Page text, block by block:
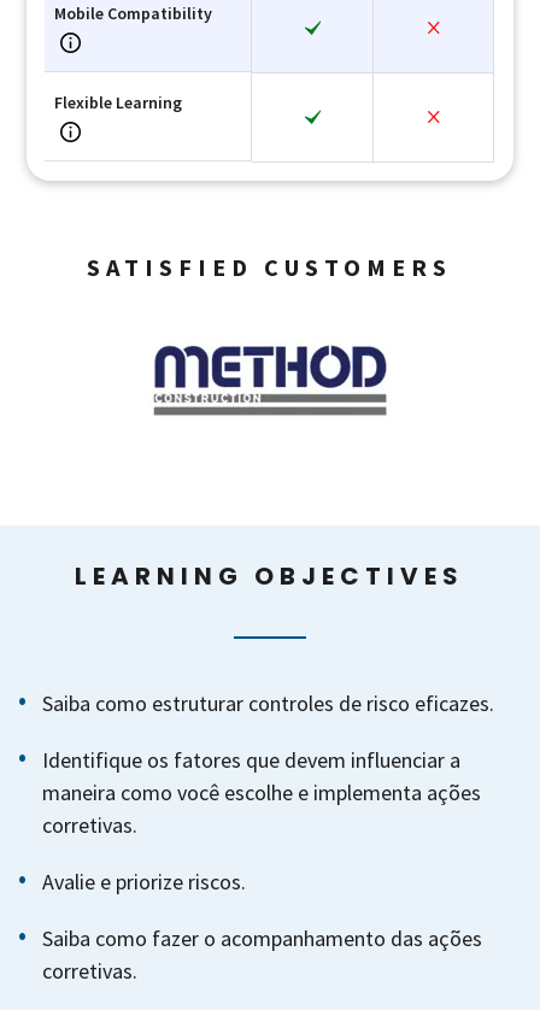
Mobile Compatibility
Flexible Learning
SATISFIED CUSTOMERS
LEARNING OBJECTIVES
Saiba como estruturar controles de risco eficazes.
Identifique os fatores que devem influenciar a
maneira como você escolhe e implementa ações
corretivas.
Avalie e priorize riscos.
Saiba como fazer o acompanhamento das ações
corretivas.